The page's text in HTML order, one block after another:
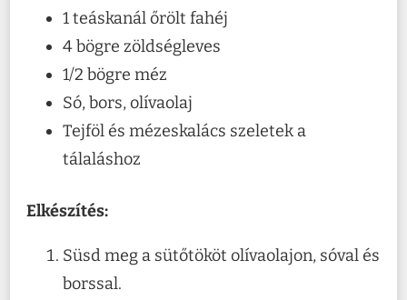
1 teáskanál őrölt fahéj
4 bögre zöldségleves
1/2 bögre méz
Só, bors, olívaolaj
Tejföl és mézeskalács szeletek a
tálaláshoz
Elkészítés:
Süsd meg a sütőtököt olívaolajon, sóval és
borssal.